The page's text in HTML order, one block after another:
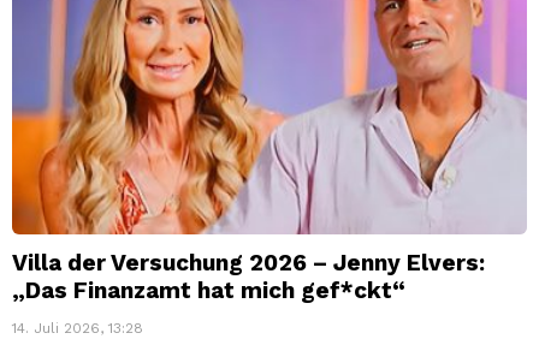
Villa der Versuchung 2026 – Jenny Elvers:
„Das Finanzamt hat mich gef*ckt“
14. Juli 2026, 13:28